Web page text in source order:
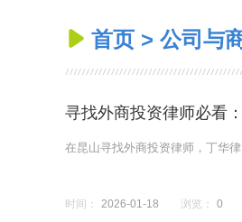
 首页 > 公司与
寻找外商投资律师必看
在昆山寻找外商投资律师，丁华
时间： 2026-01-18 浏览： 0